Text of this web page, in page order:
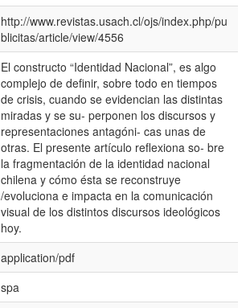
http://www.revistas.usach.cl/ojs/index.php/pu
blicitas/article/view/4556
El constructo “Identidad Nacional”, es algo
complejo de definir, sobre todo en tiempos
de crisis, cuando se evidencian las distintas
miradas y se su- perponen los discursos y
representaciones antagóni- cas unas de
otras. El presente artículo reflexiona so- bre
la fragmentación de la identidad nacional
chilena y cómo ésta se reconstruye
/evoluciona e impacta en la comunicación
visual de los distintos discursos ideológicos
hoy.
application/pdf
spa